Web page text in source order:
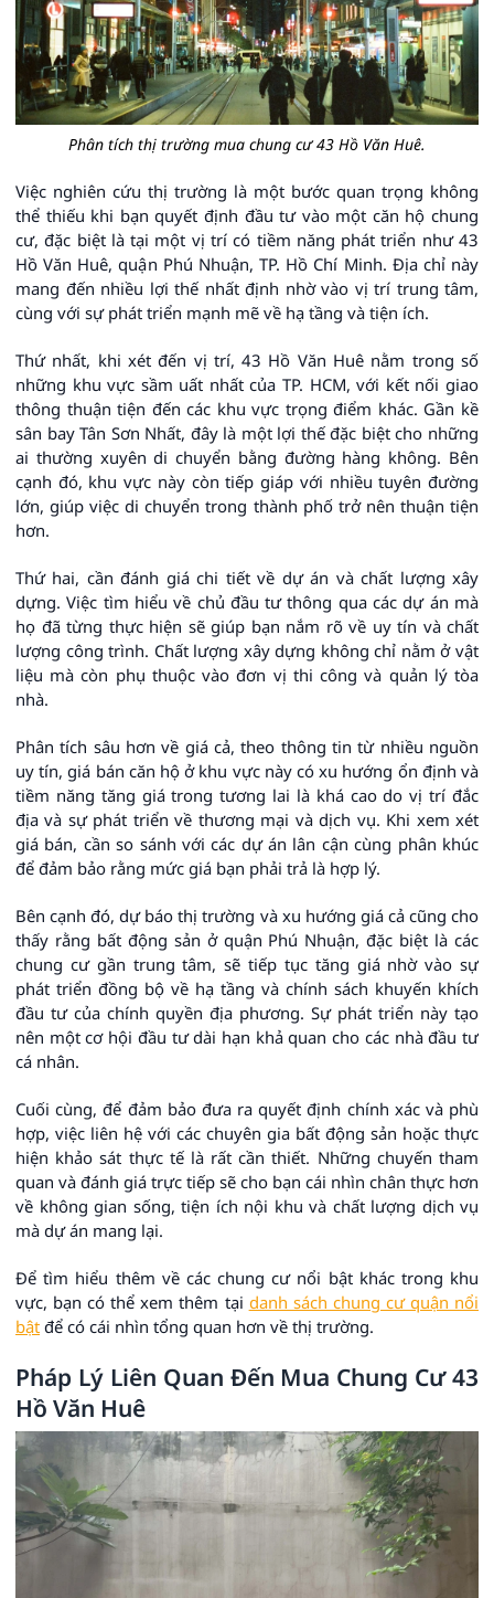
Phân tích thị trường mua chung cư 43 Hồ Văn Huê.
Việc nghiên cứu thị trường là một bước quan trọng không
thể thiếu khi bạn quyết định đầu tư vào một căn hộ chung
cư, đặc biệt là tại một vị trí có tiềm năng phát triển như 43
Hồ Văn Huê, quận Phú Nhuận, TP. Hồ Chí Minh. Địa chỉ này
mang đến nhiều lợi thế nhất định nhờ vào vị trí trung tâm,
cùng với sự phát triển mạnh mẽ về hạ tầng và tiện ích.
Thứ nhất, khi xét đến vị trí, 43 Hồ Văn Huê nằm trong số
những khu vực sầm uất nhất của TP. HCM, với kết nối giao
thông thuận tiện đến các khu vực trọng điểm khác. Gần kề
sân bay Tân Sơn Nhất, đây là một lợi thế đặc biệt cho những
ai thường xuyên di chuyển bằng đường hàng không. Bên
cạnh đó, khu vực này còn tiếp giáp với nhiều tuyên đường
lớn, giúp việc di chuyển trong thành phố trở nên thuận tiện
hơn.
Thứ hai, cần đánh giá chi tiết về dự án và chất lượng xây
dựng. Việc tìm hiểu về chủ đầu tư thông qua các dự án mà
họ đã từng thực hiện sẽ giúp bạn nắm rõ về uy tín và chất
lượng công trình. Chất lượng xây dựng không chỉ nằm ở vật
liệu mà còn phụ thuộc vào đơn vị thi công và quản lý tòa
nhà.
Phân tích sâu hơn về giá cả, theo thông tin từ nhiều nguồn
uy tín, giá bán căn hộ ở khu vực này có xu hướng ổn định và
tiềm năng tăng giá trong tương lai là khá cao do vị trí đắc
địa và sự phát triển về thương mại và dịch vụ. Khi xem xét
giá bán, cần so sánh với các dự án lân cận cùng phân khúc
để đảm bảo rằng mức giá bạn phải trả là hợp lý.
Bên cạnh đó, dự báo thị trường và xu hướng giá cả cũng cho
thấy rằng bất động sản ở quận Phú Nhuận, đặc biệt là các
chung cư gần trung tâm, sẽ tiếp tục tăng giá nhờ vào sự
phát triển đồng bộ về hạ tầng và chính sách khuyến khích
đầu tư của chính quyền địa phương. Sự phát triển này tạo
nên một cơ hội đầu tư dài hạn khả quan cho các nhà đầu tư
cá nhân.
Cuối cùng, để đảm bảo đưa ra quyết định chính xác và phù
hợp, việc liên hệ với các chuyên gia bất động sản hoặc thực
hiện khảo sát thực tế là rất cần thiết. Những chuyến tham
quan và đánh giá trực tiếp sẽ cho bạn cái nhìn chân thực hơn
về không gian sống, tiện ích nội khu và chất lượng dịch vụ
mà dự án mang lại.
Để tìm hiểu thêm về các chung cư nổi bật khác trong khu
vực, bạn có thể xem thêm tại danh sách chung cư quận nổi
bật để có cái nhìn tổng quan hơn về thị trường.
Pháp Lý Liên Quan Đến Mua Chung Cư 43
Hồ Văn Huê